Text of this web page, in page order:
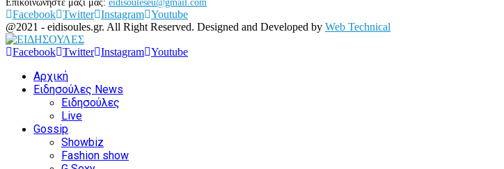
Επικοινωνήστε μαζί μας: eidisouleseu@gmail.com
Facebook Twitter Instagram Youtube
@2021 - eidisoules.gr. All Right Reserved. Designed and Developed by Web Technical
Facebook Twitter Instagram Youtube
Αρχική
Ειδησούλες News
Ειδησούλες
Live
Gossip
Showbiz
Fashion show